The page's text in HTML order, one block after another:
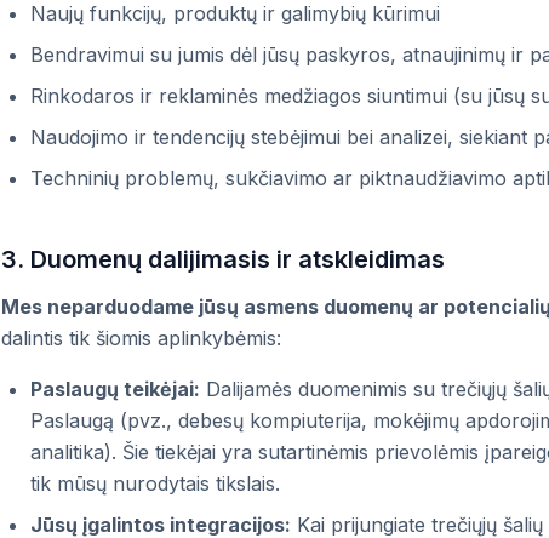
Naujų funkcijų, produktų ir galimybių kūrimui
Bendravimui su jumis dėl jūsų paskyros, atnaujinimų ir
Rinkodaros ir reklaminės medžiagos siuntimui (su jūsų
Naudojimo ir tendencijų stebėjimui bei analizei, siekiant
Techninių problemų, sukčiavimo ar piktnaudžiavimo
3. Duomenų dalijimasis ir atskleidimas
Mes neparduodame jūsų asmens duomenų ar
dalintis tik šiomis aplinkybėmis:
Paslaugų teikėjai: Dalijamės duomenimis su trečiųjų
Paslaugą (pvz., debesų kompiuterija, mokėjimų
analitika). Šie tiekėjai yra sutartinėmis prievolėmis
tik mūsų nurodytais tikslais.
Jūsų įgalintos integracijos: Kai prijungiate trečiųjų